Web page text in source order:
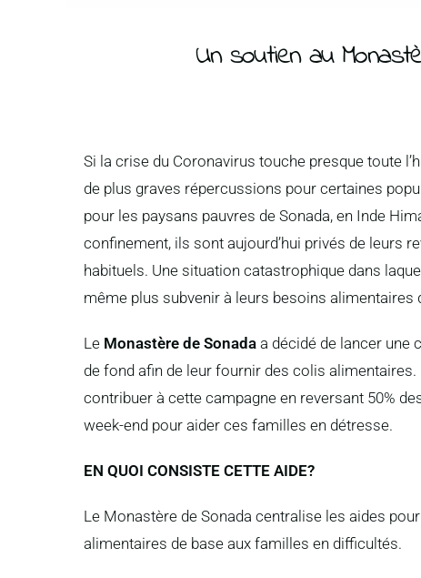
Un soutien au
Si la crise du Coronavirus touche presque toute
de plus graves répercussions pour certaines
pour les paysans pauvres de Sonada, en Inde
confinement, ils sont aujourd’hui privés de leurs
habituels. Une situation catastrophique dans
même plus subvenir à leurs besoins alimentaires
Le Monastère de Sonada a décidé de lancer une
de fond afin de leur fournir des colis
contribuer à cette campagne en reversant 50%
week-end pour aider ces familles en détresse.
EN QUOI CONSISTE CETTE AIDE?
Le Monastère de Sonada centralise les aides
alimentaires de base aux familles en difficultés.